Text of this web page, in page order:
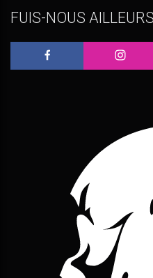
FUIS-NOUS
L'Embobineuse